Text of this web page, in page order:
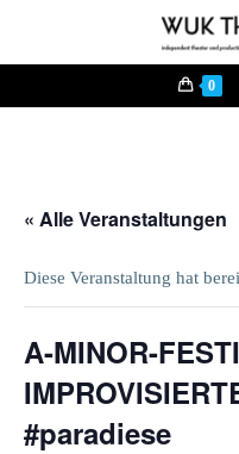
springen
0
« Alle Veranstaltungen
Diese Veranstaltung hat
A-MINOR-
#paradiese